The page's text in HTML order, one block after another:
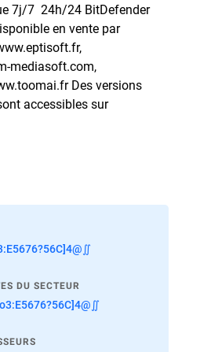
7j/7  24h/24 BitDefender
en vente par
mediasoft.com,
Des versions
accessibles sur
DU SECTEUR